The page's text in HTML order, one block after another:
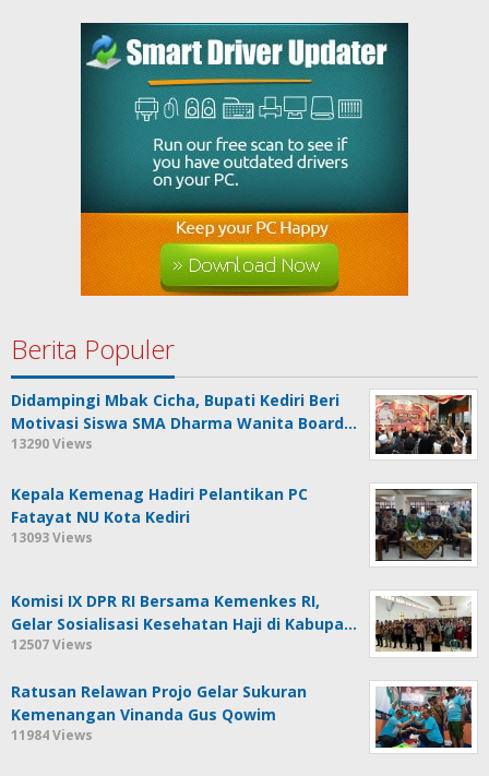
Berita Populer
Didampingi Mbak Cicha, Bupati Kediri Beri
Motivasi Siswa SMA Dharma Wanita Board…
13290 Views
Kepala Kemenag Hadiri Pelantikan PC
Fatayat NU Kota Kediri
13093 Views
Komisi IX DPR RI Bersama Kemenkes RI,
Gelar Sosialisasi Kesehatan Haji di Kabupa…
12507 Views
Ratusan Relawan Projo Gelar Sukuran
Kemenangan Vinanda Gus Qowim
11984 Views